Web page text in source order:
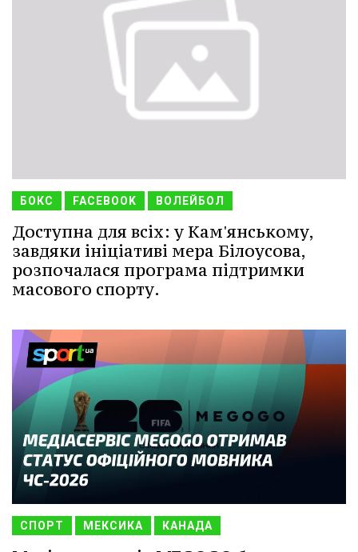
БОКС FACEBOOK ВОЛЕЙБОЛ
Доступна для всіх: у Кам'янському,
завдяки ініціативі мера Білоусова,
розпочалася програма підтримки
масового спорту.
СПОРТ МЕКСИКА КАНАДА